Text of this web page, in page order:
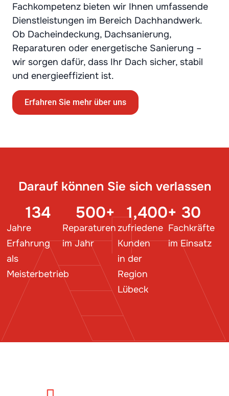
Fachkompetenz bieten wir Ihnen umfassende
Dienstleistungen im Bereich Dachhandwerk.
Ob Dacheindeckung, Dachsanierung,
Reparaturen oder energetische Sanierung –
wir sorgen dafür, dass Ihr Dach sicher, stabil
und energieeffizient ist.
Erfahren Sie mehr über uns
Darauf können Sie sich verlassen
Jahre
Erfahrung
als
Meisterbetrieb
134
Reparaturen
im Jahr
500+
zufriedene
Kunden
in der
Region
Lübeck
1,400+
Fachkräfte
im Einsatz
30